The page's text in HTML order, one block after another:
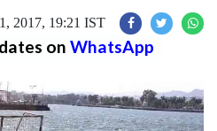
2017, 19:21 IST
on WhatsApp